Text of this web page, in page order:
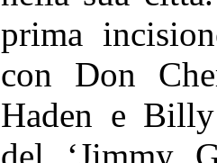
prima
con Don
Haden e
del ‘Jimmy